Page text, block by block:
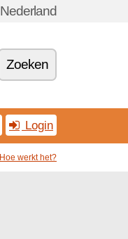
Nederland
Zoeken
Login
Hoe werkt het?